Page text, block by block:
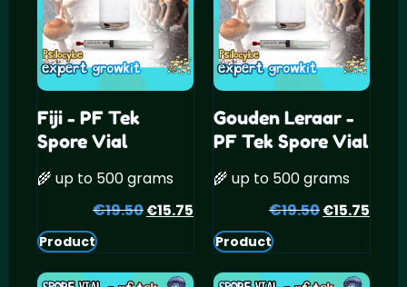
Fiji - PF Tek
Spore Vial
🌾 up to 500 grams
€19.50Oorspronkelijke
was:
€19.50.
€15.75
prijs
is:
€15.75.
Product
Gouden Leraar -
PF Tek Spore Vial
🌾 up to 500 grams
€19.50
was:
€19.50.
€15.75
is:
Product